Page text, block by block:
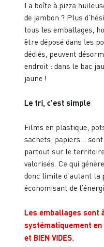
La boîte à pizza
de jambon ? Plus
tous les emballages,
être déposé dans les
dédiés, peuvent
endroit : dans le bac
jaune !
Le tri, c’est simple
Films en plastique,
sachets, papiers…
partout sur le
valorisés. Ce qui
donc limite d’autant
économisant de
Les emballages sont
systématiquement en
et BIEN VIDES.